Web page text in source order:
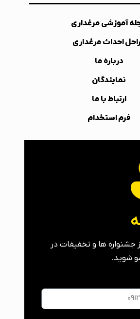
آموزشی مرغداری
احداث مرغداری
درباره ما
نمایندگان
ارتباط با ما
فرم استخدام
جشنواره ها و تخفیفات در
شوید.